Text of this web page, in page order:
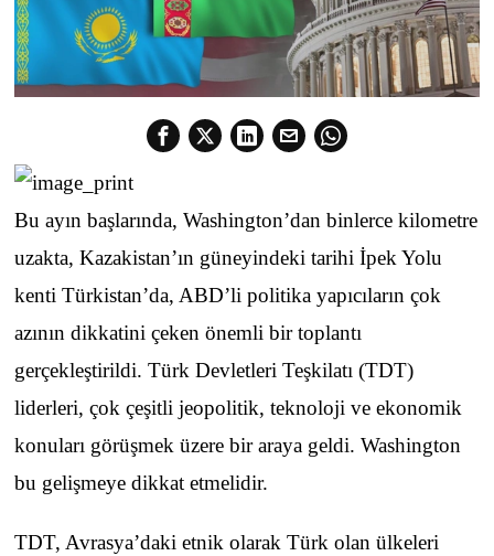
Bu ayın başlarında, Washington’dan binlerce kilometre
uzakta, Kazakistan’ın güneyindeki tarihi İpek Yolu
kenti Türkistan’da, ABD’li politika yapıcıların çok
azının dikkatini çeken önemli bir toplantı
gerçekleştirildi. Türk Devletleri Teşkilatı (TDT)
liderleri, çok çeşitli jeopolitik, teknoloji ve ekonomik
konuları görüşmek üzere bir araya geldi. Washington
bu gelişmeye dikkat etmelidir.
TDT, Avrasya’daki etnik olarak Türk olan ülkeleri